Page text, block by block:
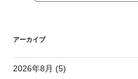
アーカイブ
2026年8月 (5)